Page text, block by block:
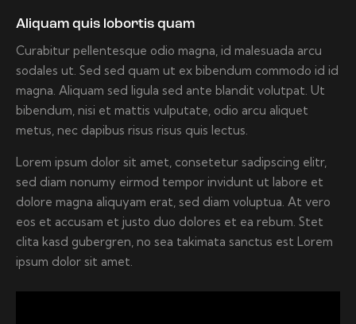
Aliquam quis lobortis quam
Curabitur pellentesque odio magna, id malesuada arcu
sodales ut. Sed sed quam ut ex bibendum commodo id id
magna. Aliquam sed ligula sed ante blandit volutpat. Ut
bibendum, nisi et mattis vulputate, odio arcu aliquet
metus, nec dapibus risus risus quis lectus.
Lorem ipsum dolor sit amet, consetetur sadipscing elitr,
sed diam nonumy eirmod tempor invidunt ut labore et
dolore magna aliquyam erat, sed diam voluptua. At vero
eos et accusam et justo duo dolores et ea rebum. Stet
clita kasd gubergren, no sea takimata sanctus est Lorem
ipsum dolor sit amet.